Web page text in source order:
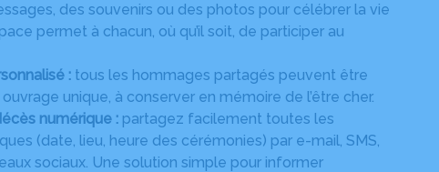
des souvenirs ou des photos pour célébrer la vie
permet à chacun, où qu’il soit, de participer au
: tous les hommages partagés peuvent être
unique, à conserver en mémoire de l’être cher.
numérique : partagez facilement toutes les
(date, lieu, heure des cérémonies) par e-mail, SMS,
sociaux. Une solution simple pour informer